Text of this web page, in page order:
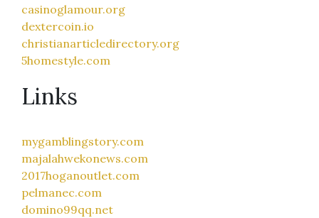
casinoglamour.org
dextercoin.io
christianarticledirectory.org
5homestyle.com
Links
mygamblingstory.com
majalahwekonews.com
2017hoganoutlet.com
pelmanec.com
domino99qq.net